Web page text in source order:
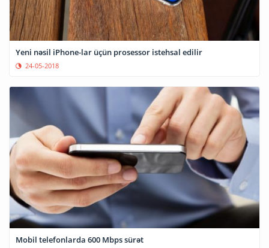
Yeni nəsil iPhone-lar üçün prosessor istehsal edilir
24-05-2018
Mobil telefonlarda 600 Mbps sürət